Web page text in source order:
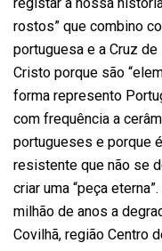
rostos” que combino
portuguesa e a Cruz
Cristo porque são
forma represento
com frequência a
portugueses e porque
resistente que não se
criar uma “peça
milhão de anos a
Covilhã, região Centro